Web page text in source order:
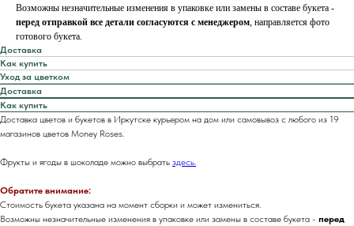
Возможны незначительные изменения в упаковке или замены в составе букета -
перед отправкой все детали согласуются с менеджером , направляется фото
готового букета.
Доставка
Как купить
Уход за цветком
Доставка
Как купить
Доставка цветов и букетов в Иркутске курьером на дом или самовывоз с любого из 19
магазинов цветов Money Roses.
Фрукты и ягоды в шоколаде можно выбрать здесь.
Обратите внимание:
Стоимость букета указана на момент сборки и может измениться.
Возможны незначительные изменения в упаковке или замены в составе букета - перед